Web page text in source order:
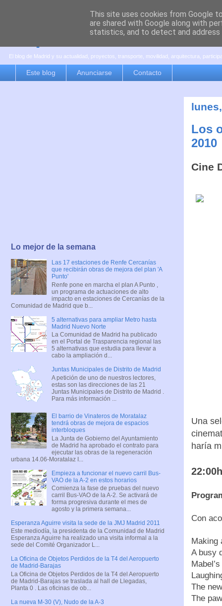
es por madrid
El blog de Madrid y su actualidad, proyectos, transporte, movilidad, arquitectura,
Este blog Anunciarse Contacto
Los
2010
Cine
Una
haría
Con
Making
A busy
The
The
Lo mejor de la semana
Las 17 estaciones de Renfe Cercanías
que recibirán obras de mejora del plan 'A
Punto'
Renfe pone en marcha el plan A Punto ,
un programa de actuaciones de alto
impacto en estaciones de Cercanías de la
Comunidad de Madrid que b...
5 alternativas para ampliar Metro hasta
Madrid Nuevo Norte
La Comunidad de Madrid ha publicado
en el Portal de Trasparencia regional las
5 alternativas que estudia para llevar a
cabo la ampliación d...
Juntas Municipales de Distrito de Madrid
A petición de uno de nuestros lectores,
estas son las direcciones de las 21
Juntas Municipales de Distrito de Madrid .
Para más información ...
El barrio de Vinateros de Moratalaz
tendrá obras de mejora de espacios
interbloques
La Junta de Gobierno del Ayuntamiento
de Madrid ha aprobado el contrato para
ejecutar las obras de la regeneración
urbana 14.06-Moratalaz I...
Empieza a funcionar el nuevo carril Bus-
VAO de la A-2 en estos horarios
Comienza la fase de pruebas del nuevo
carril Bus-VAO de la A-2. Se activará de
forma progresiva durante el mes de
agosto y la primera semana...
Esperanza Aguirre visita la sede de la JMJ Madrid 2011
Este mediodía, la presidenta de la Comunidad de Madrid
Esperanza Aguirre ha realizado una visita informal a la
sede del Comité Organizador L...
La Oficina de Objetos Perdidos de la T4 del Aeropuerto
de Madrid-Barajas
La Oficina de Objetos Perdidos de la T4 del Aeropuerto
de Madrid-Barajas se traslada al hall de Llegadas,
Planta 0 . Las oficinas de ob...
La nueva M-30 (V), Nudo de la A-3
This site uses cookies from Google
are shared with Google along with
statistics, and to detect and address